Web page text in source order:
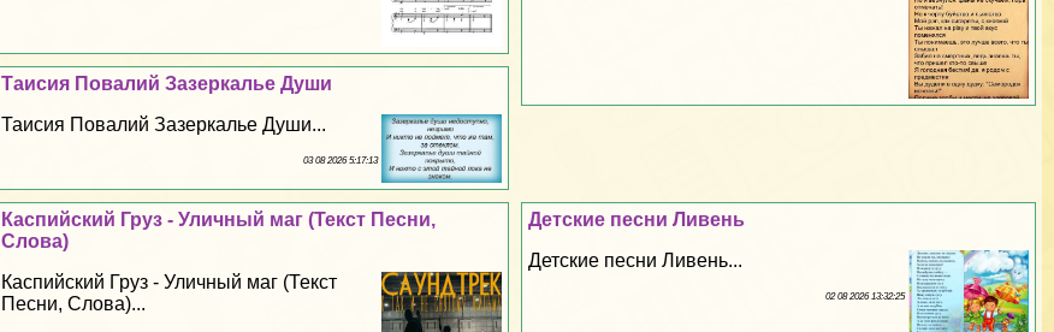
Таисия Повалий Зазеркалье Души
Таисия Повалий Зазеркалье Души...
03 08 2026 5:17:13
Детские песни Ливень
Детские песни Ливень...
02 08 2026 13:32:25
Каспийский Груз - Уличный маг (Текст Песни,
Слова)
Каспийский Груз - Уличный маг (Текст
Песни, Слова)...